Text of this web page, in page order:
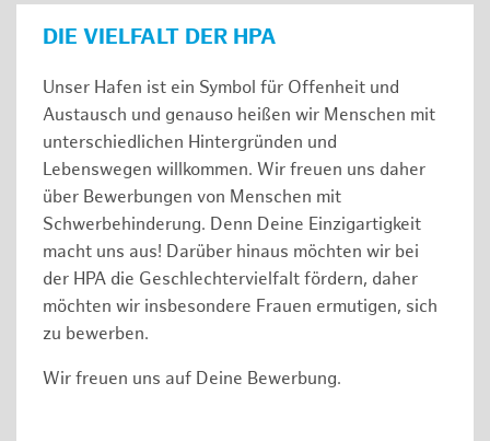
DIE VIELFALT DER HPA
Unser Hafen ist ein Symbol für Offenheit und
Austausch und genauso heißen wir Menschen mit
unterschiedlichen Hintergründen und
Lebenswegen willkommen. Wir freuen uns daher
über Bewerbungen von Menschen mit
Schwerbehinderung. Denn Deine Einzigartigkeit
macht uns aus! Darüber hinaus möchten wir bei
der HPA die Geschlechtervielfalt fördern, daher
möchten wir insbesondere Frauen ermutigen, sich
zu bewerben.
Wir freuen uns auf Deine Bewerbung.